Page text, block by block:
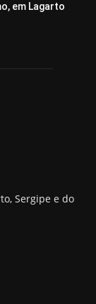
em Lagarto
Sergipe e do